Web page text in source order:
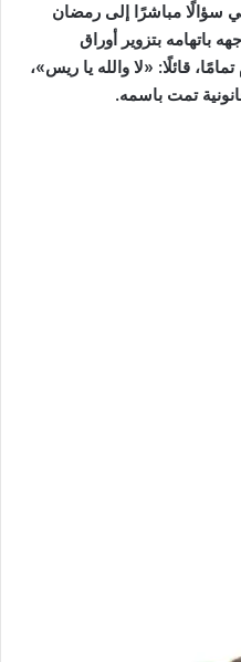
سؤالًا مباشرًا إلى رمضان
باتهامه بتزوير أوراق
تمامًا، قائلًا: «لا والله يا ريس»،
تمت باسمه.